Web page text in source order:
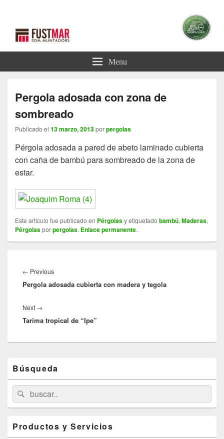
Blog Pérgolas Menu
Pergola adosada con zona de
sombreado
Publicado el 13 marzo, 2013porpergolas
Pérgola adosada a pared de abeto laminado cubierta
con caña de bambú para sombreado de la zona de
estar.
Este artículo fue publicado en Pérgolasy etiquetado bambú, Maderas,
Pérgolasporpergolas. Enlace permanente.
de
entradas
← Previous
post:
Pergola adosada cubierta con madera y tegola
Next →
post:
Tarima tropical de “Ipe”
Sidebar
Widget
Area
Búsqueda
Search
for:
Search
Productos y Servicios